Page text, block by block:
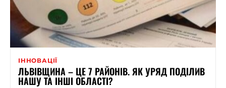
ІННОВАЦІЇ
ЛЬВІВЩИНА – ЦЕ 7 РАЙОНІВ. ЯК УРЯД ПОДІЛИВ
НАШУ ТА ІНШІ ОБЛАСТІ?